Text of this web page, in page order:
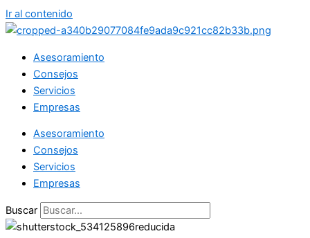
Ir al contenido
Asesoramiento
Consejos
Servicios
Empresas
Asesoramiento
Consejos
Servicios
Empresas
Buscar